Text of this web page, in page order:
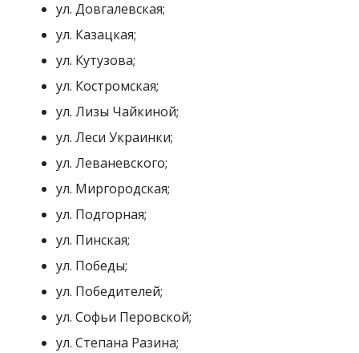
ул. Пинская;
ул. Победы;
ул. Победителей;
ул. Софьи Перовской;
ул. Степана Разина;
ул. Таганрогская;
ул. Хлястикова;
пер. Фронтовой.
Улицы, которые остались без света в Покрове:
ул. Калиновая;
ул. Набережная;
ул. Павлова;
ул.. Суворова;